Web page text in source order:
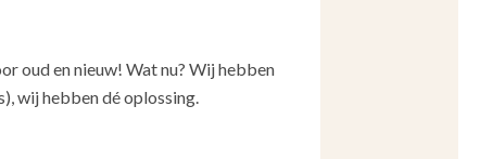
oud en nieuw! Wat nu? Wij hebben
wij hebben dé oplossing.